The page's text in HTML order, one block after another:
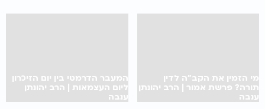
מי הזמין את הקב"ה לדין
תורה? פרשת אמור | הרב יהונתן
ענבה
המעבר הדרמטי בין יום הזיכרון
ליום העצמאות | הרב יהונתן
ענבה